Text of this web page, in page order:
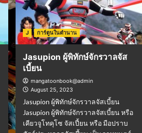
J การ์ตูนในตำนาน
Jasupion ผู้พิทักษ์จักรวาลจัส
เบี้ยน
mangatoonbook@admin
August 25, 2023
Jasupion ผู้พิทักษ์จักรวาลจัสเบี้ยน
Jasupion ผู้พิทักษ์จักรวาลจัสเบี้ยน หรือ
เคียวจูโทคุโซ จัสเปี้ยน หรือ มือปราบ